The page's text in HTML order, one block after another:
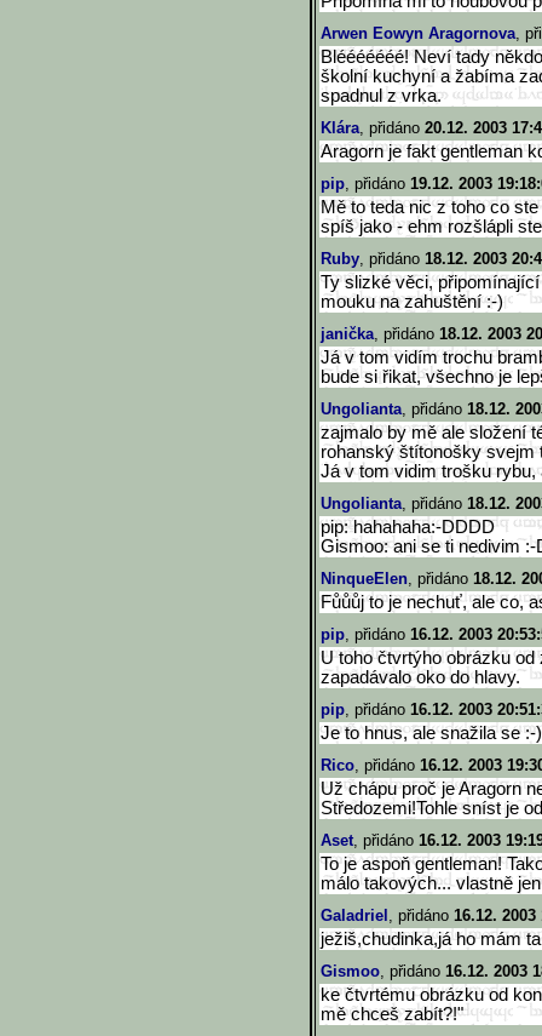
Arwen Eowyn Aragornova,
Blééééééé! Neví tady
školní kuchyní a žabíma
spadnul z vrka.
Klára, přidáno 20.12. 2003
Aragorn je fakt gentleman
pip, přidáno 19.12. 2003
Mě to teda nic z toho co
spíš jako - ehm rozšlápli
Ruby, přidáno 18.12. 2003
Ty slizké věci,
mouku na zahuštění :-)
janička, přidáno 18.12. 2003
Já v tom vidím trochu
bude si řikat, všechno je
Ungolianta, přidáno 18.12.
zajmalo by mě ale složení
rohanský štítonošky svejm
Já v tom vidim trošku
Ungolianta, přidáno 18.12.
pip: hahahaha:-DDDD
Gismoo: ani se ti nedivim :-
NinqueElen, přidáno 18.12.
Fůůůj to je nechuť, ale co,
pip, přidáno 16.12. 2003
U toho čtvrtýho obrázku od
zapadávalo oko do hlavy.
pip, přidáno 16.12. 2003
Je to hnus, ale snažila se :-)
Rico, přidáno 16.12. 2003
Už chápu proč je Aragorn
Středozemi!Tohle sníst je
Aset, přidáno 16.12. 2003
To je aspoň gentleman!
málo takových... vlastně
Galadriel , přidáno 16.12. 2003
ježiš,chudinka,já ho mám
Gismoo, přidáno 16.12. 2003
ke čtvrtému obrázku od
mě chceš zabít?!"